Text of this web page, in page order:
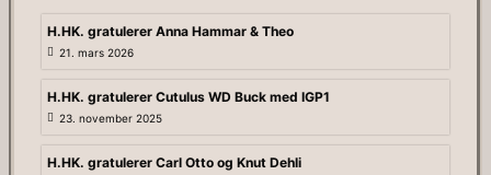
H.HK. gratulerer Anna Hammar & Theo
21. mars 2026
H.HK. gratulerer Cutulus WD Buck med IGP1
23. november 2025
H.HK. gratulerer Carl Otto og Knut Dehli